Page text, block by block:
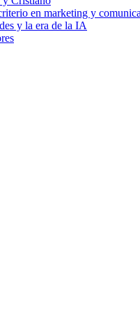
en marketing y
y la era de la IA